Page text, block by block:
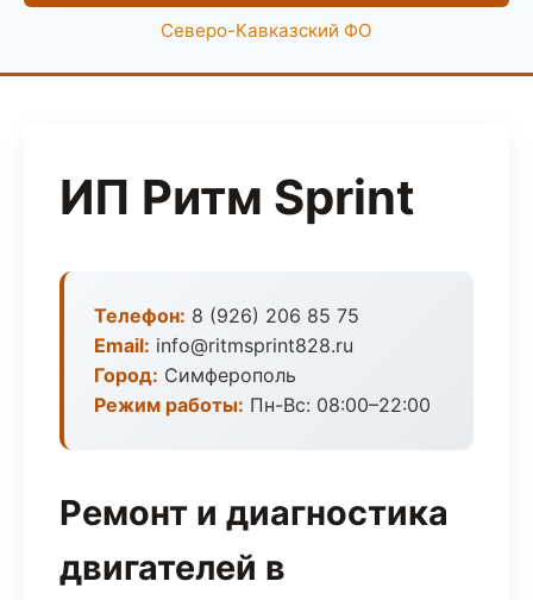
Северо-Кавказский ФО
ИП Ритм Sprint
Телефон: 8 (926) 206 85 75
Email: info@ritmsprint828.ru
Город: Симферополь
Режим работы: Пн-Вс: 08:00–22:00
Ремонт и диагностика
двигателей в